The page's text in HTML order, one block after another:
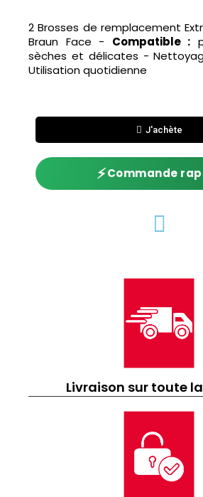
2 Brosses de remplacement
Braun Face - Compatible :
sèches et délicates -
Utilisation quotidienne
J'achète
⚡Commande
Livraison sur toute